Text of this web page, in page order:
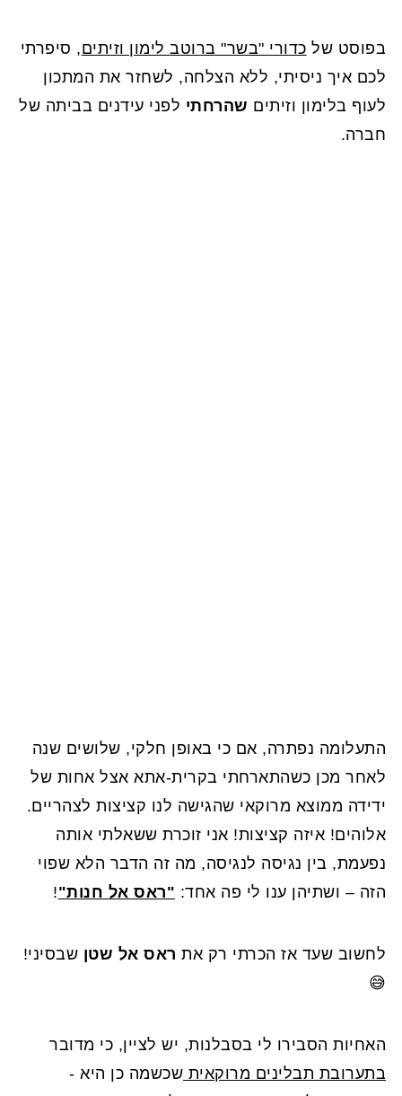
בפוסט של כדורי "בשר" ברוטב לימון וזיתים, סיפרתי
לכם איך ניסיתי, ללא הצלחה, לשחזר את המתכון
לעוף בלימון וזיתים שהרחתי לפני עידנים בביתה של
חברה.
התעלומה נפתרה, אם כי באופן חלקי, שלושים שנה
לאחר מכן כשהתארחתי בקרית-אתא אצל אחות של
ידידה ממוצא מרוקאי שהגישה לנו קציצות לצהריים.
אלוהים! איזה קציצות! אני זוכרת ששאלתי אותה
נפעמת, בין נגיסה לנגיסה, מה זה הדבר הלא שפוי
הזה – ושתיהן ענו לי פה אחד: "ראס אל חנות"!
לחשוב שעד אז הכרתי רק את ראס אל שטן שבסיני!
😅
האחיות הסבירו לי בסבלנות, יש לציין, כי מדובר
בתערובת תבלינים מרוקאית שכשמה כן היא -